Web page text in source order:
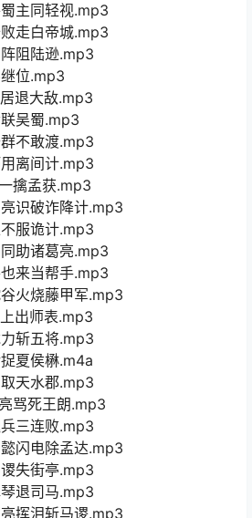
主同轻视.mp3
走白帝城.mp3
阻陆逊.mp3
位.mp3
退大敌.mp3
吴蜀.mp3
不敢渡.mp3
离间计.mp3
擒孟获.mp3
识破诈降计.mp3
服诡计.mp3
助诸葛亮.mp3
来当帮手.mp3
火烧藤甲军.mp3
出师表.mp3
斩五将.mp3
夏侯楙.m4a
天水郡.mp3
骂死王朗.mp3
三连败.mp3
闪电除孟达.mp3
失街亭.mp3
退司马.mp3
挥泪斩马谡.mp3